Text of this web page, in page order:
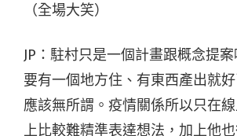
（全場大笑）
JP：駐村只是一個計畫跟概念提
要有一個地方住、有東西產出就
應該無所謂。疫情關係所以只在
上比較難精準表達想法，加上他